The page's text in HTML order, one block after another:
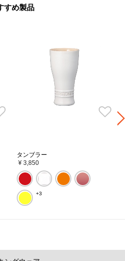
すめ製品
タンブラー
¥ 3,850
+3